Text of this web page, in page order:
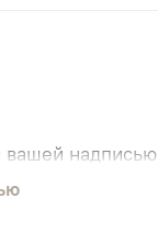
надписью